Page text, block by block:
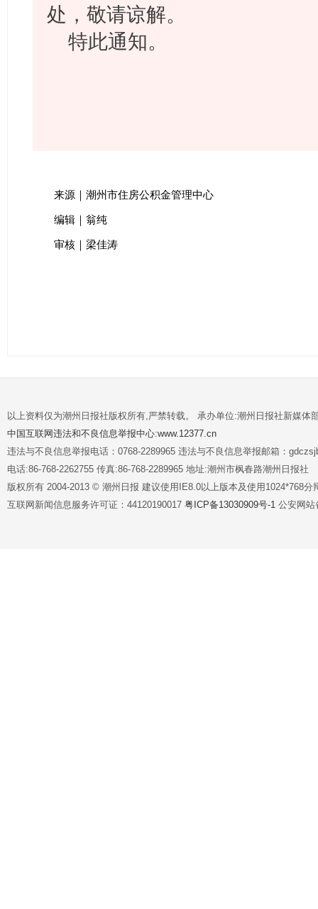
处，敬请谅解。
特此通知。
来源｜潮州市住房公积金管理中心
编辑｜翁纯
审核｜梁佳涛
以上资料仅为潮州日报社版权所有,严禁转载。 承办单位:潮州日报社新媒体
中国互联网违法和不良信息举报中心:www.12377.cn
违法与不良信息举报电话：0768-2289965 违法与不良信息举报邮箱：
电话:86-768-2262755 传真:86-768-2289965 地址:潮州市枫春路潮州日报社
版权所有 2004-2013 © 潮州日报 建议使用IE8.0以上版本及使用1024*768分
互联网新闻信息服务许可证：44120190017 粤ICP备13030909号-1 公安网站